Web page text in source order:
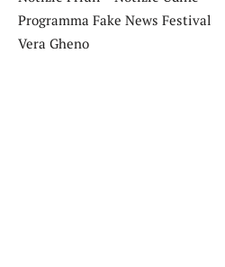
Programma Fake News Festival
Vera Gheno